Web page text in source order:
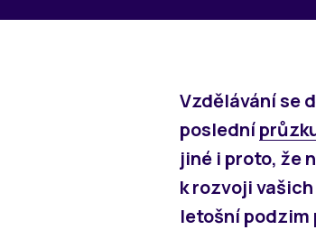
Vzdělávání se
poslední
jiné i proto, že
k rozvoji
letošní